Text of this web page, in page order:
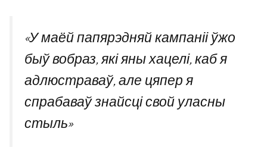
«У маёй папярэдняй кампаніі ўжо
быў вобраз, які яны хацелі, каб я
адлюстраваў, але цяпер я
спрабаваў знайсці свой уласны
стыль»